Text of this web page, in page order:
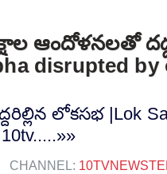
ఆందోళనలతో
disrupted
లోకసభ |Lok
CHANNEL: